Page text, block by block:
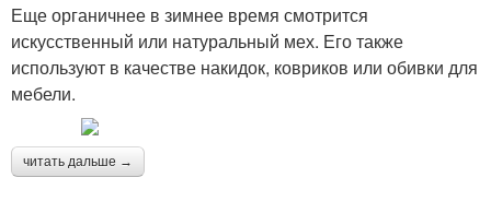
Еще органичнее в зимнее время смотрится
искусственный или натуральный мех. Его также
используют в качестве накидок, ковриков или обивки для
мебели.
читать дальше →